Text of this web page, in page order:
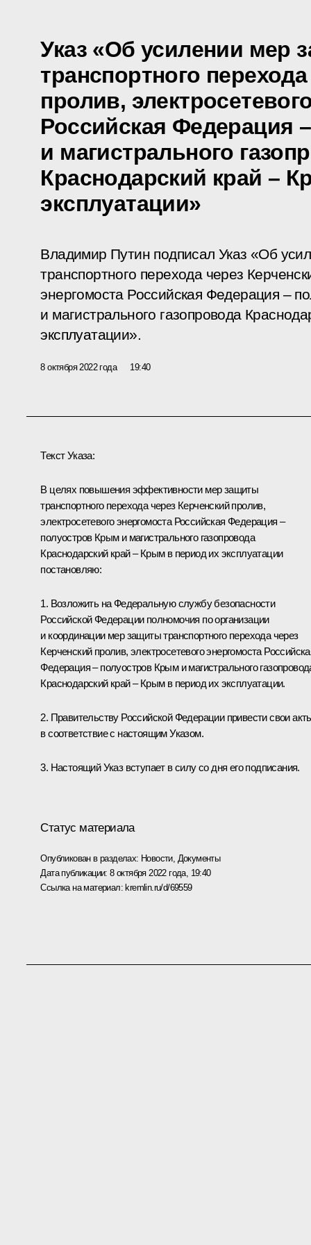
Указ «Об усилении мер
транспортного
пролив,
Российская Федерация
и магистрального
Краснодарский край –
эксплуатации»
Владимир Путин подписал Указ «Об
транспортного перехода через
энергомоста Российская Федерация –
и магистрального газопровода
эксплуатации».
8 октября 2022 года 19:40
Текст Указа:
В целях повышения эффективности мер защиты
транспортного перехода через Керченский пролив,
электросетевого энергомоста Российская Федерация –
полуостров Крым и магистрального газопровода
Краснодарский край – Крым в период их эксплуатации
постановляю:
1. Возложить на Федеральную службу безопасности
Российской Федерации полномочия по организации
и координации мер защиты транспортного перехода через
Керченский пролив, электросетевого энергомоста
Федерация – полуостров Крым и магистрального
Краснодарский край – Крым в период их эксплуатации.
2. Правительству Российской Федерации привести свои
в соответствие с настоящим Указом.
3. Настоящий Указ вступает в силу со дня его подписания.
Статус материала
Опубликован в разделах: Новости, Документы
Дата публикации:8 октября 2022 года, 19:40
Ссылка на материал: kremlin.ru/d/69559